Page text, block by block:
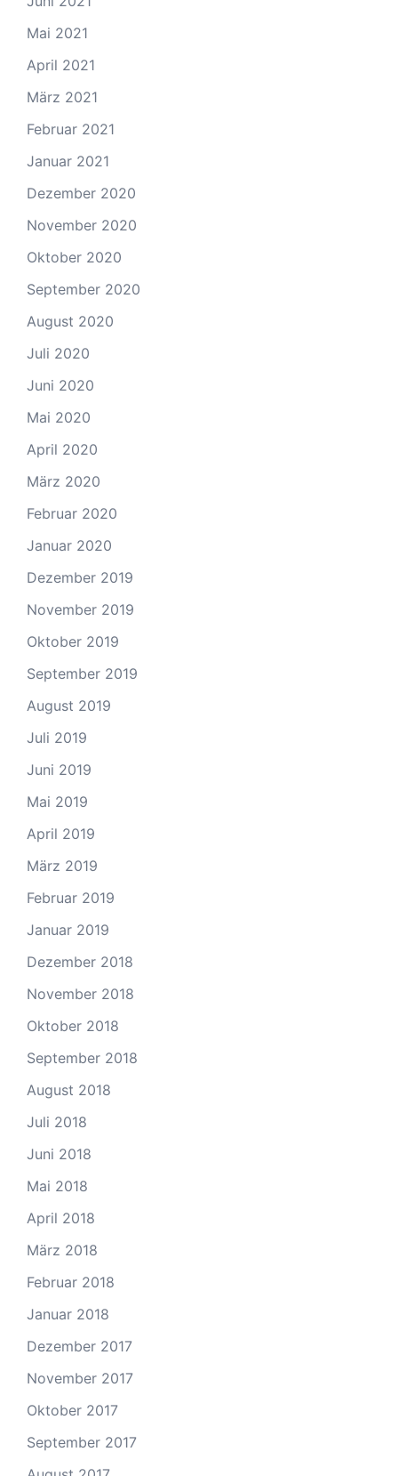
Mai 2021
April 2021
März 2021
Februar 2021
Januar 2021
Dezember 2020
November 2020
Oktober 2020
September 2020
August 2020
Juli 2020
Juni 2020
Mai 2020
April 2020
März 2020
Februar 2020
Januar 2020
Dezember 2019
November 2019
Oktober 2019
September 2019
August 2019
Juli 2019
Juni 2019
Mai 2019
April 2019
März 2019
Februar 2019
Januar 2019
Dezember 2018
November 2018
Oktober 2018
September 2018
August 2018
Juli 2018
Juni 2018
Mai 2018
April 2018
März 2018
Februar 2018
Januar 2018
Dezember 2017
November 2017
Oktober 2017
September 2017